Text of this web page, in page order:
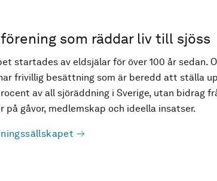
som räddar liv till sjöss
startades av eldsjälar för över 100 år sedan.
frivillig besättning som är beredd att ställa
av all sjöräddning i Sverige, utan bidrag
på gåvor, medlemskap och ideella insatser.